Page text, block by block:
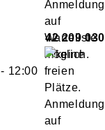
42 209 030
- 12:00